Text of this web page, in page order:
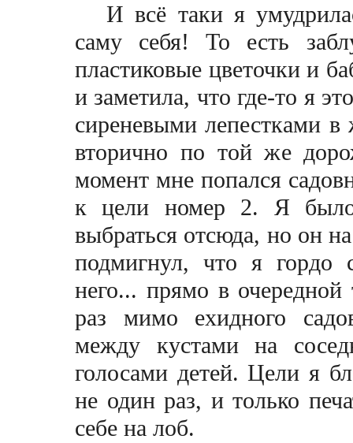
И всё таки я
саму себя! То есть
пластиковые цветочки и
и заметила, что где-то я
сиреневыми лепестками
вторично по той же
момент мне попался
к цели номер 2. Я было
выбраться отсюда, но он
подмигнул, что я
него... прямо в
раз мимо ехидного
между кустами на
голосами детей. Цели я
не один раз, и только
себе на лоб.